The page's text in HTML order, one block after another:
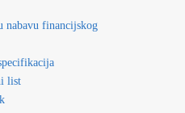
nabavu financijskog
list